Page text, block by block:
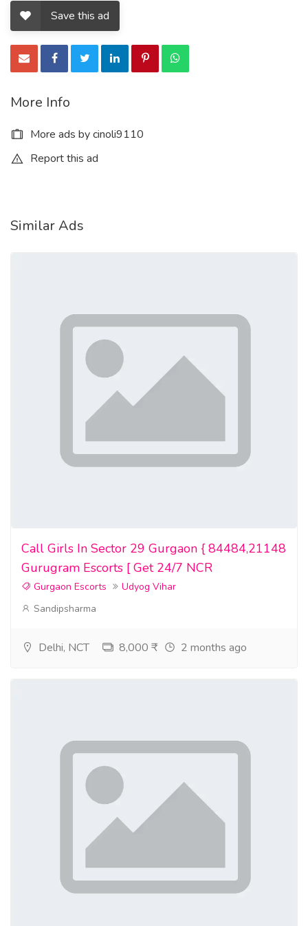
Gefälschte australische, belgische, brasilianische, kanadische,
finnische und französische Reisepässe kaufen
Gefälschte Reisepässe kaufen Gefälschte Pässe kaufen:
Deutsch, Niederländisch, Israelisch, Großbritannien, Spanien,
Mexiko, Südafrika, Schweiz, China.
Kambodschanisch, USA, Rumänien, Polen, Bulgarien,
Marokko, Norwegen, Portugal, Litauen, Russland.
Ich möchte gefälschte Pässe, Aufenthaltsgenehmigungen,
Italien, Jamaika. Gefälschte Pässe kaufen: Südkoreanisch,
Kroatisch, Dänisch, Malta, Polnisch, Schwedisch.
Gültige Pässe kaufen, gefälschte CSCS-Karten kaufen,
Schengen-Visum kaufen, ETIAS-Genehmigung kaufen,
Unterkunftsnachweis, WhatsApp: +1 (413) 758-9837
finanzielle Mittel, Rück- oder Weiterflugticket,
Reiseversicherung, Schulabschluss, Bachelor- oder
Belgien, Kanada, Finnland, Frankreich, Deutschland,
Niederlande, Israel, Großbritannien?
Deutschland, Niederlande, Israel, Großbritannien?
schweizerische, deutsche und chinesische Ausweise kaufen.
Telegram: @W14137589837
https://fuehrerscheinagentur.de/
https://rijbewijskopenlegaal.nl
https://geverifieerddocunotescentrum.com
https://xn--permisfranaisexpress-d1b.fr/
Save this ad
More Info
More ads by cinoli9110
Report this ad
Similar Ads
Call Girls In Sector 29 Gurgaon { 84484,21148
Gurugram Escorts [ Get 24/7 NCR
Gurgaon Escorts
Udyog Vihar
Sandipsharma
Delhi, NCT 8,000 ₹ 2 months ago